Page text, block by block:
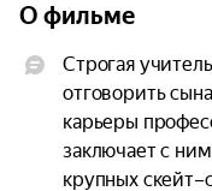
О фильме
Строгая
отговорить
карьеры
заключает с
крупных